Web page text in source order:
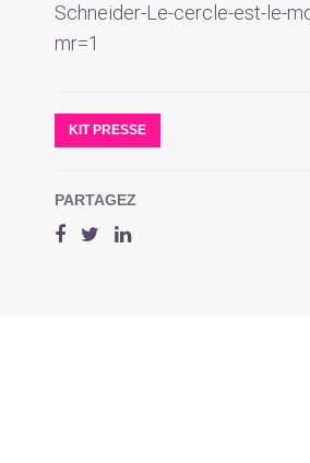
Schneider-Le-cercle-est-le-
mr=1
KIT PRESSE
PARTAGEZ